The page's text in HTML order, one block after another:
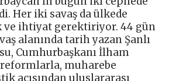
Her iki savaş da ülkede
ihtiyat gerektiriyor. 44 gün
alanında tarih yazan Şanlı
Cumhurbaşkanı İlham
reformlarla, muharebe
açısından uluslararası